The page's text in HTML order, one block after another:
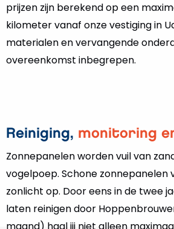
prijzen zijn berekend op een
kilometer vanaf onze vestiging in
materialen en vervangende
overeenkomst inbegrepen.
Reiniging, monitoring
Zonnepanelen worden vuil van
vogelpoep. Schone zonnepanelen
zonlicht op. Door eens in de twee
laten reinigen door